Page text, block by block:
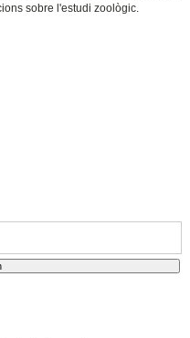
sobre l'estudi zoològic.